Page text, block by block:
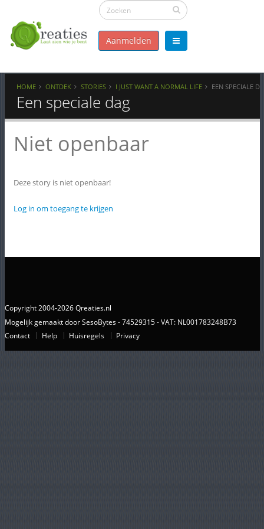
Aanmelden
HOME ONTDEK STORIES I JUST WANT A NORMAL LIFE EEN SPECIALE
Een speciale dag
Niet openbaar
Deze story is niet openbaar!
Log in om toegang te krijgen
Copyright 2004-2026 Qreaties.nl
Mogelijk gemaakt door SesoBytes - 74529315 - VAT: NL001783248B73
Contact
Help Huisregels Privacy